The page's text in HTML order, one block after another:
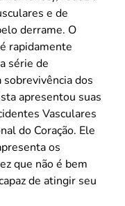
e de
derrame. O
rapidamente
série de
dos
Vasculares
do Coração. Ele
os
que não é bem
de atingir seu